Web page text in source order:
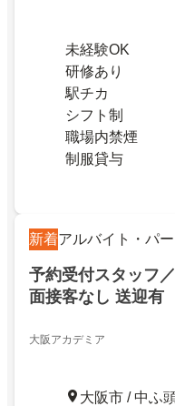
未経験OK
研修あり
駅チカ
シフト制
職場内禁煙
制服貸与
新着アルバイト・パー
予約受付スタッフ
面接客なし 送迎有
大阪アカデミア
大阪市 / 中ふ